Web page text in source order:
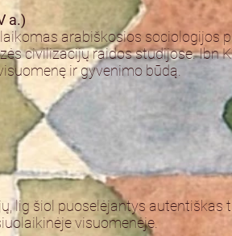
a.)
arabiškosios sociologijos
civilizacijų raidos studijose. Ibn
ir gyvenimo būdą.
lig šiol puoselėjantys autentiškas
visuomenėje.